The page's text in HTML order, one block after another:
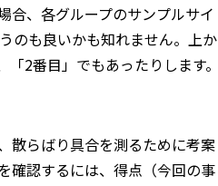
合、各グループのサンプルサイ
のも良いかも知れません。上か
2番目」でもあったりします。
散らばり具合を測るために考案
確認するには、得点（今回の事